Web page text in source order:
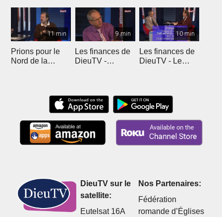
11 min
Prions pour le
Nord de la
9 min
Les finances de
DieuTV -
10 min
Les finances de
DieuTV - Le
DieuTV sur le
satellite:
Eutelsat 16A
Nos Partenaires:
Fédération
romande d’Églises